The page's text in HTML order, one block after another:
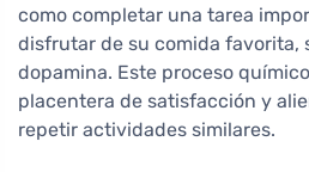
como completar una tarea
disfrutar de su comida favorita,
dopamina. Este proceso
placentera de satisfacción y
repetir actividades similares.